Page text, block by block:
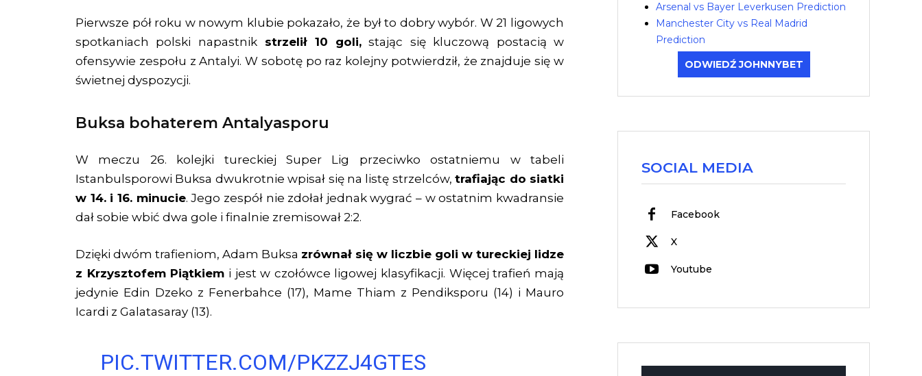
Pierwsze pół roku w nowym klubie pokazało, że był to dobry wybór. W 21 ligowych
spotkaniach polski napastnikstrzelił 10 goli, stając się kluczową postacią w
ofensywie zespołu z Antalyi. W sobotę po raz kolejny potwierdził, że znajduje się w
świetnej dyspozycji.
Buksa bohaterem Antalyasporu
W meczu 26. kolejki tureckiej Super Lig przeciwko ostatniemu w tabeli
Istanbulsporowi Buksa dwukrotnie wpisał się na listę strzelców,trafiając do siatki
w 14. i 16. minucie. Jego zespół nie zdołał jednak wygrać – w ostatnim kwadransie
dał sobie wbić dwa gole i finalnie zremisował 2:2.
Dzięki dwóm trafieniom, Adam Buksa zrównał się w liczbie goli w tureckiej lidze
z Krzysztofem Piątkiem i jest w czołówce ligowej klasyfikacji. Więcej trafień mają
jedynie Edin Dzeko z Fenerbahce (17), Mame Thiam z Pendiksporu (14) i Mauro
Icardi z Galatasaray (13).
PIC.TWITTER.COM/PKZZJ4GTES
Arsenal vs Bayer Leverkusen Prediction
Manchester City vs Real Madrid
Prediction
ODWIEDŹ JOHNNYBET
SOCIAL MEDIA
Facebook
X
Youtube